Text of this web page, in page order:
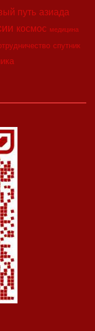
путь азиада
космос медицина
спутник